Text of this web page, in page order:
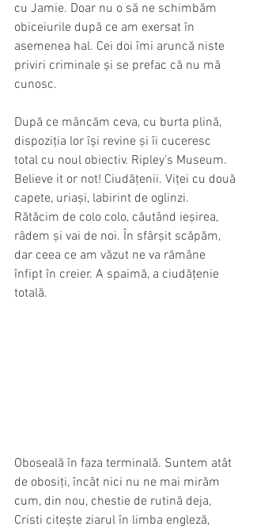
cu Jamie. Doar nu o să ne schimbăm
obiceiurile după ce am exersat în
asemenea hal. Cei doi îmi aruncă niste
priviri criminale și se prefac că nu mă
cunosc.
După ce mâncăm ceva, cu burta plină,
dispoziția lor își revine și îi cuceresc
total cu noul obiectiv. Ripley’s Museum.
Believe it or not! Ciudățenii. Viței cu două
capete, uriași, labirint de oglinzi.
Rătăcim de colo colo, căutând ieșirea,
râdem și vai de noi. În sfârșit scăpăm,
dar ceea ce am văzut ne va rămâne
înfipt în creier. A spaimă, a ciudățenie
totală.
Oboseală în faza terminală. Suntem atât
de obosiți, încât nici nu ne mai mirăm
cum, din nou, chestie de rutină deja,
Cristi citește ziarul în limba engleză,